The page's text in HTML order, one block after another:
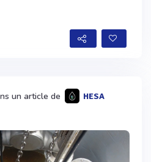
un article de HESA